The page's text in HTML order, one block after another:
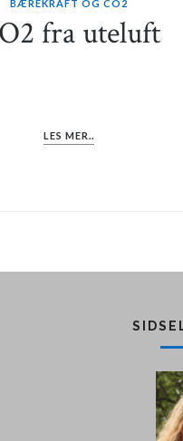
BÆREKRAFT OG CO2
fra uteluft
LES MER..